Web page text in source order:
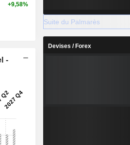
+9,58%
-
Suite du Palmarès
Devises / Forex